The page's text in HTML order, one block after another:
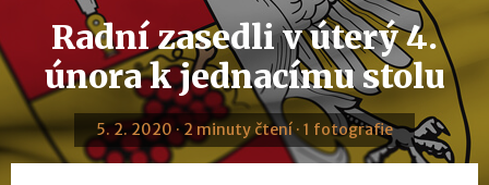
Radní zasedli v úterý 4.
února k jednacímu stolu
5. 2. 2020 · 2 minuty čtení · 1 fotografie